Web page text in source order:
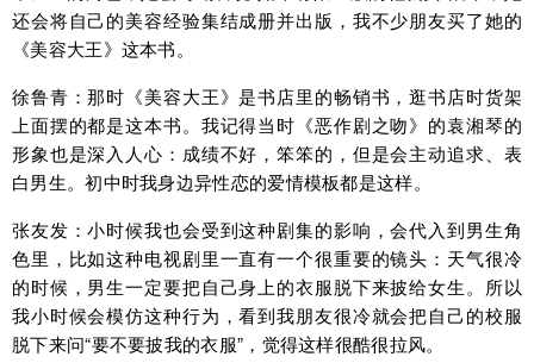
还会将自己的美容经验集结成册并出版，我不少朋友买了她的
《美容大王》这本书。
徐鲁青：那时《美容大王》是书店里的畅销书，逛书店时货架
上面摆的都是这本书。我记得当时《恶作剧之吻》的袁湘琴的
形象也是深入人心：成绩不好，笨笨的，但是会主动追求、表
白男生。初中时我身边异性恋的爱情模板都是这样。
张友发：小时候我也会受到这种剧集的影响，会代入到男生角
色里，比如这种电视剧里一直有一个很重要的镜头：天气很冷
的时候，男生一定要把自己身上的衣服脱下来披给女生。所以
我小时候会模仿这种行为，看到我朋友很冷就会把自己的校服
脱下来问“要不要披我的衣服”，觉得这样很酷很拉风。